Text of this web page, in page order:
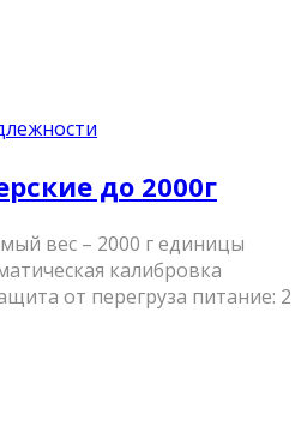
до 2000г
вес – 2000 г единицы
калибровка
от перегруза питание: 2